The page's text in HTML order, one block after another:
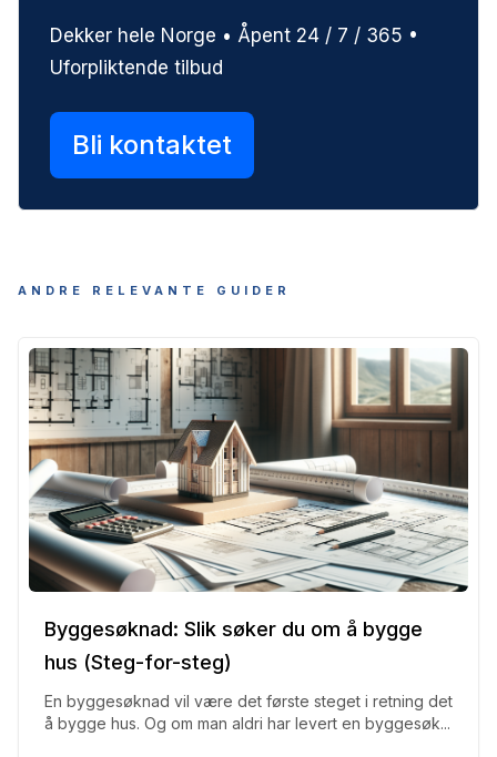
Dekker hele Norge • Åpent 24 / 7 / 365 •
Uforpliktende tilbud
Bli kontaktet
ANDRE RELEVANTE GUIDER
Byggesøknad: Slik søker du om å bygge
hus (Steg-for-steg)
En byggesøknad vil være det første steget i retning det
å bygge hus. Og om man aldri har levert en byggesøk...